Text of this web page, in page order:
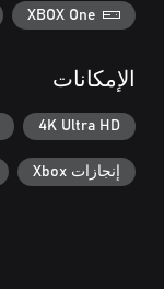
XBOX One
الإمكانات
4K Ultra HD
إنجازات Xbox